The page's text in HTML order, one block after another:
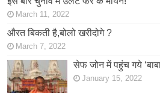
March 11, 2022
औरत बिकती है,बोलो खरीदोगे ?
March 7, 2022
सेफ जोन में पहुंच गये
January 15, 2022